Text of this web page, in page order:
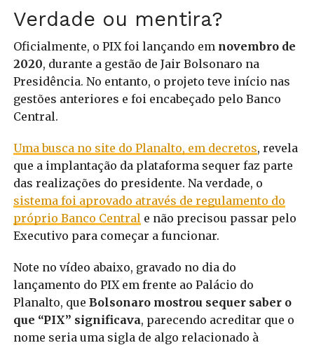
Verdade ou mentira?
Oficialmente, o PIX foi lançando em novembro de
2020, durante a gestão de Jair Bolsonaro na
Presidência. No entanto, o projeto teve início nas
gestões anteriores e foi encabeçado pelo Banco
Central.
Uma busca no site do Planalto, em decretos, revela
que a implantação da plataforma sequer faz parte
das realizações do presidente. Na verdade, o
sistema foi aprovado através de regulamento do
próprio Banco Centrale não precisou passar pelo
Executivo para começar a funcionar.
Note no vídeo abaixo, gravado no dia do
lançamento do PIX em frente ao Palácio do
Planalto, que Bolsonaro mostrou sequer saber o
que “PIX” significava, parecendo acreditar que o
nome seria uma sigla de algo relacionado à